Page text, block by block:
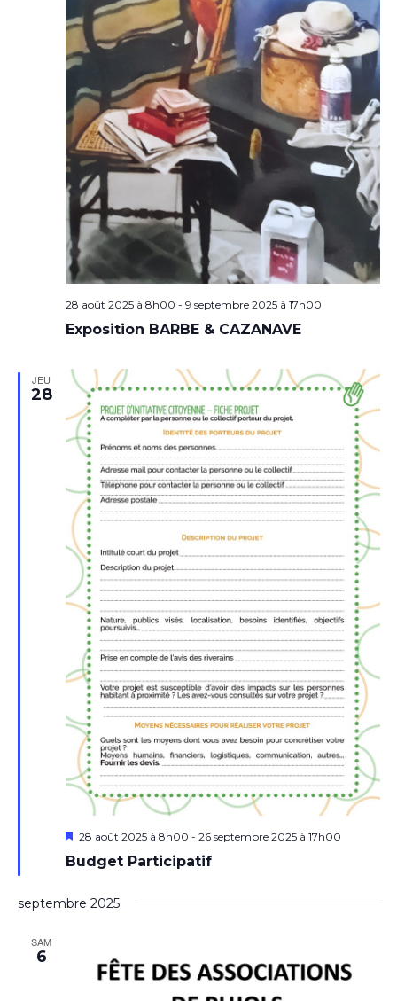
28 août 2025 à 8h00 - 9 septembre 2025 à 17h00
Exposition BARBE & CAZANAVE
JEU
28
Mis
avant
28 août 2025 à 8h00 - 26 septembre 2025 à 17h00
Budget Participatif
septembre 2025
SAM
6